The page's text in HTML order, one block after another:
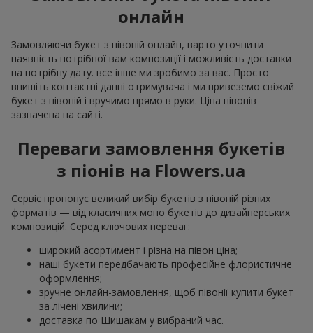
онлайн
Замовляючи букет з півоній онлайн, варто уточнити
наявність потрібної вам композиції і можливість доставки
на потрібну дату. все інше ми зробимо за вас. Просто
впишіть контактні данні отримувача і ми привеземо свіжий
букет з півоній і вручимо прямо в руки. Ціна півонів
зазначена на сайті.
Переваги замовлення букетів
з піонів на Flowers.ua
Сервіс пропонує великий вибір букетів з півоній різних
форматів — від класичних моно букетів до дизайнерських
композицій. Серед ключових переваг:
широкий асортимент і різна на півон ціна;
наші букети передбачають професійне флористичне
оформлення;
зручне онлайн-замовлення, щоб півонії купити букет
за лічені хвилини;
доставка по Шишакам у вибраний час.